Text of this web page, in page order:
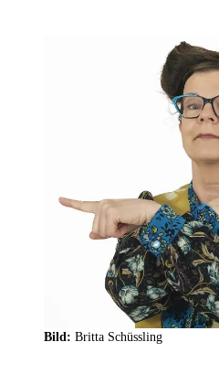
Bild: Britta Schüssling